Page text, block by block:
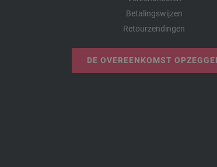
Betalingswijzen
Retourzendingen
DE OVEREENKOMST